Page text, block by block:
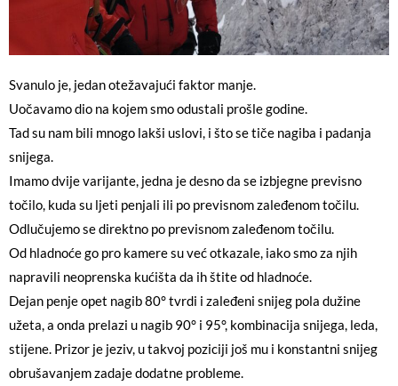
Svanulo je, jedan otežavajući faktor manje.
Uočavamo dio na kojem smo odustali prošle godine.
Tad su nam bili mnogo lakši uslovi, i što se tiče nagiba i padanja
snijega.
Imamo dvije varijante, jedna je desno da se izbjegne previsno
točilo, kuda su ljeti penjali ili po previsnom zaleđenom točilu.
Odlučujemo se direktno po previsnom zaleđenom točilu.
Od hladnoće go pro kamere su već otkazale, iako smo za njih
napravili neoprenska kućišta da ih štite od hladnoće.
Dejan penje opet nagib 80° tvrdi i zaleđeni snijeg pola dužine
užeta, a onda prelazi u nagib 90° i 95°, kombinacija snijega, leda,
stijene. Prizor je jeziv, u takvoj poziciji još mu i konstantni snijeg
obrušavanjem zadaje dodatne probleme.